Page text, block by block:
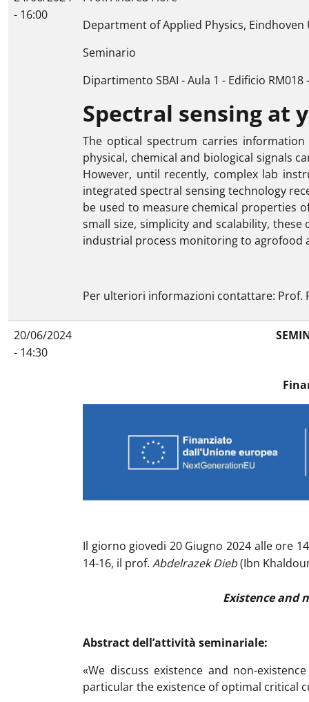
- 16:00
Department of Applied Physics,
Seminario
Dipartimento SBAI - Aula 1 - Edificio RM018
Spectral sensing at
The optical spectrum carries
physical, chemical and biological signals
However, until recently, complex lab
integrated spectral sensing technology
be used to measure chemical properties
small size, simplicity and scalability,
industrial process monitoring to agrofood
Per ulteriori informazioni contattare: Prof.
20/06/2024
- 14:30
Il giorno giovedi 20 Giugno 2024 alle ore
14-16, il prof. Abdelrazek Dieb(Ibn
Existence and
Abstract dell’attività seminariale:
«We discuss existence and non-
particular the existence of optimal critical